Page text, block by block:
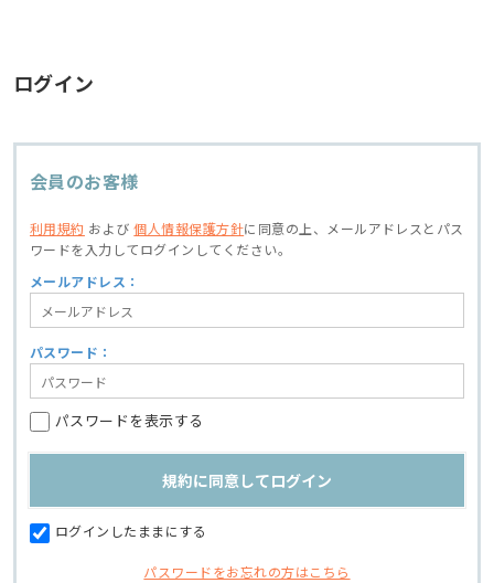
ログイン
会員のお客様
利用規約 および個人情報保護方針に同意の上、
メールアドレスとパス
ワードを入力してログインしてください。
メールアドレス：
パスワード：
パスワードを表示する
ログインしたままにする
パスワードをお忘れの方はこちら